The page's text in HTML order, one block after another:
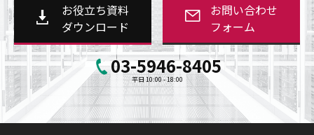
お役立ち資料
ダウンロード
お問い合わせ
フォーム
03-5946-8405
平日 10:00 - 18:00